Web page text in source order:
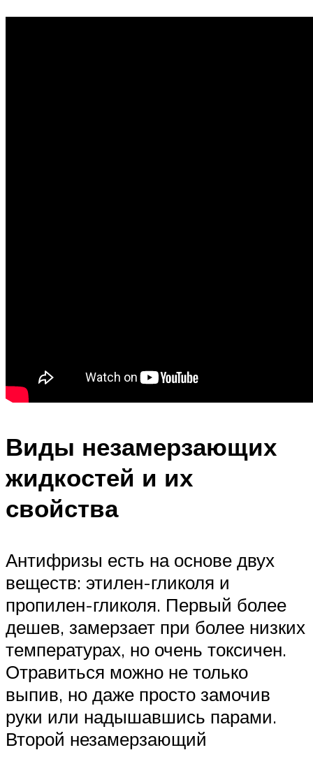
Виды незамерзающих
жидкостей и их
свойства
Антифризы есть на основе двух
веществ: этилен-гликоля и
пропилен-гликоля. Первый более
дешев, замерзает при более низких
температурах, но очень токсичен.
Отравиться можно не только
выпив, но даже просто замочив
руки или надышавшись парами.
Второй незамерзающий